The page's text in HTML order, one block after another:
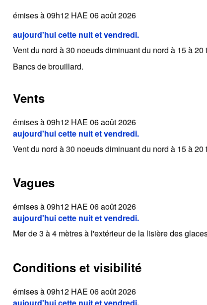
émises à 09h12 HAE 06 août 2026
aujourd'hui cette nuit et vendredi.
Vent du nord à 30 noeuds diminuant du nord à 15 à
Bancs de brouillard.
Vents
émises à 09h12 HAE 06 août 2026
aujourd'hui cette nuit et vendredi.
Vent du nord à 30 noeuds diminuant du nord à 15 à
Vagues
émises à 09h12 HAE 06 août 2026
aujourd'hui cette nuit et vendredi.
Mer de 3 à 4 mètres à l'extérieur de la lisière des
Conditions et visibilité
émises à 09h12 HAE 06 août 2026